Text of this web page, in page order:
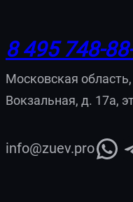
8 495 748-
Московская
Вокзальная, д. 17а,
info@zuev.proWhatsApp